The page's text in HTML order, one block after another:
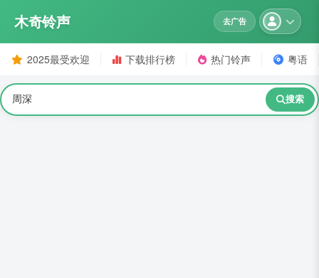
木奇铃声 去广告
2025最受欢迎 下载排行榜 热门铃声 粤语
搜索